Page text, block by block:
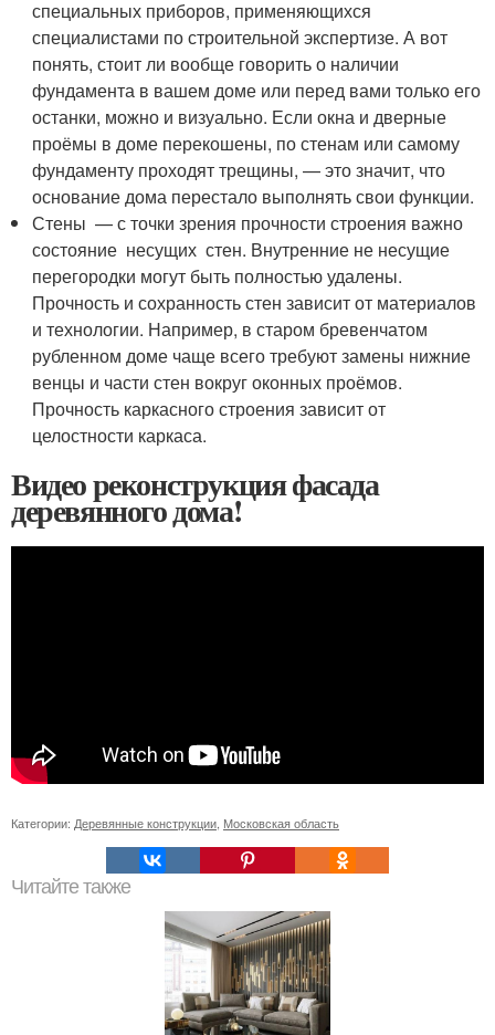
специальных приборов, применяющихся
специалистами по строительной экспертизе. А вот
понять, стоит ли вообще говорить о наличии
фундамента в вашем доме или перед вами только его
останки, можно и визуально. Если окна и дверные
проёмы в доме перекошены, по стенам или самому
фундаменту проходят трещины, — это значит, что
основание дома перестало выполнять свои функции.
Стены — с точки зрения прочности строения важно
состояние несущих стен. Внутренние не несущие
перегородки могут быть полностью удалены.
Прочность и сохранность стен зависит от материалов
и технологии. Например, в старом бревенчатом
рубленном доме чаще всего требуют замены нижние
венцы и части стен вокруг оконных проёмов.
Прочность каркасного строения зависит от
целостности каркаса.
Видео реконструкция фасада
деревянного дома!
Категории: Деревянные конструкции Московская область
Читайте также